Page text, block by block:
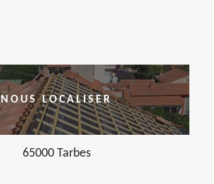
NOUS LOCALISER
65000 Tarbes